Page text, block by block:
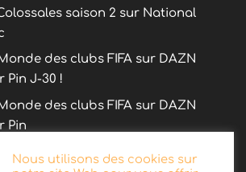
saison 2 sur National
des clubs FIFA sur DAZN
Pin J-30 !
des clubs FIFA sur DAZN
Pin
Nous utilisons des cookies sur